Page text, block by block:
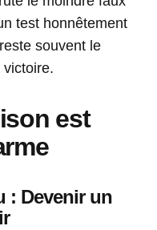
test honnêtement
souvent le
est
: Devenir un